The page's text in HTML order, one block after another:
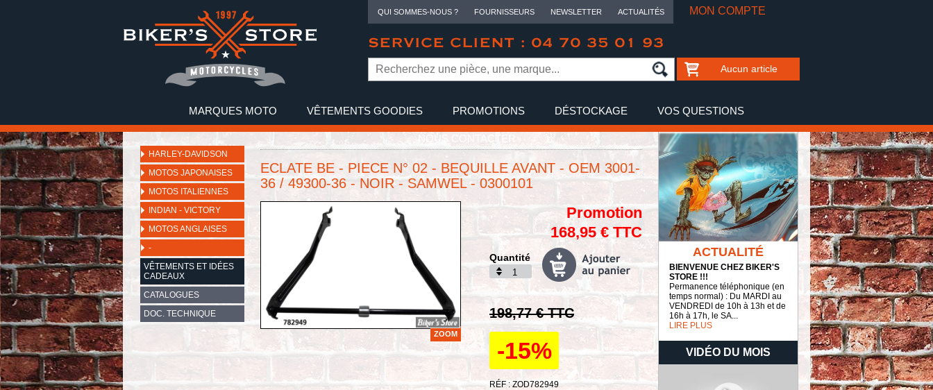
QUI SOMMES-NOUS ? FOURNISSEURS NEWSLETTER ACTUALITÉS MON COMPTE
SERVICE CLIENT : 04 70 35 01 93
Aucun article
MARQUES MOTO VÊTEMENTS GOODIES PROMOTIONS DÉSTOCKAGE VOS QUESTIONS
NOUS CONTACTER
HARLEY-DAVIDSON
MOTOS JAPONAISES
MOTOS ITALIENNES
INDIAN - VICTORY
MOTOS ANGLAISES
-
VÊTEMENTS ET IDÉES
CADEAUX
CATALOGUES
DOC. TECHNIQUE
ECLATE BE - PIECE N° 02 - BEQUILLE AVANT - OEM 3001-
36 / 49300-36 - NOIR - SAMWEL - 0300101
ZOOM
Promotion
168,95 € TTC
Quantité
198,77 € TTC
-15%
RÉF : ZOD782949
ACTUALITÉ
BIENVENUE CHEZ BIKER'S
STORE !!!
Permanence téléphonique (en
temps normal) : Du MARDI au
VENDREDI de 10h à 13h et de
16h à 17h, le SA...
LIRE PLUS
VIDÉO DU MOIS